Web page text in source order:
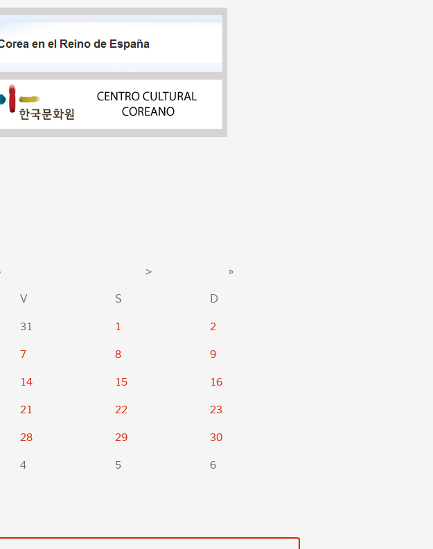
>
»
V S
D
31 1
2
7 8
9
14 15
16
21 22
23
28 29
30
4 5 6